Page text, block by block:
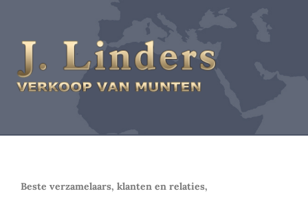
Beste verzamelaars, klanten en relaties,